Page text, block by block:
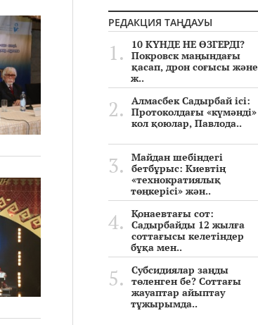
РЕДАКЦИЯ ТАҢДАУЫ
10 КҮНДЕ НЕ ӨЗГЕРДІ?
Покровск маңындағы
қасап, дрон соғысы және
ж..
Алмасбек Садырбай ісі:
Протоколдағы «күмәнді»
кол қоюлар, Павлода..
Майдан шебіндегі
бетбұрыс: Киевтің
«технократиялық
төңкерісі» жән..
Қонаевтағы сот:
Садырбайды 12 жылға
соттағысы келетіндер
бұқа мен..
Субсидиялар заңды
төленген бе? Соттағы
жауаптар айыптау
тұжырымда..